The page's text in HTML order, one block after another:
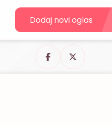
Dodaj novi oglas